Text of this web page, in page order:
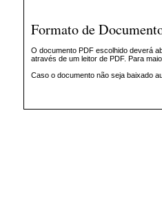
Formato de
O documento PDF escolhido deverá
através de um leitor de PDF. Para
Caso o documento não seja baixado